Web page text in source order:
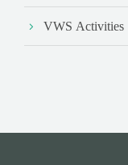
VWS Activities